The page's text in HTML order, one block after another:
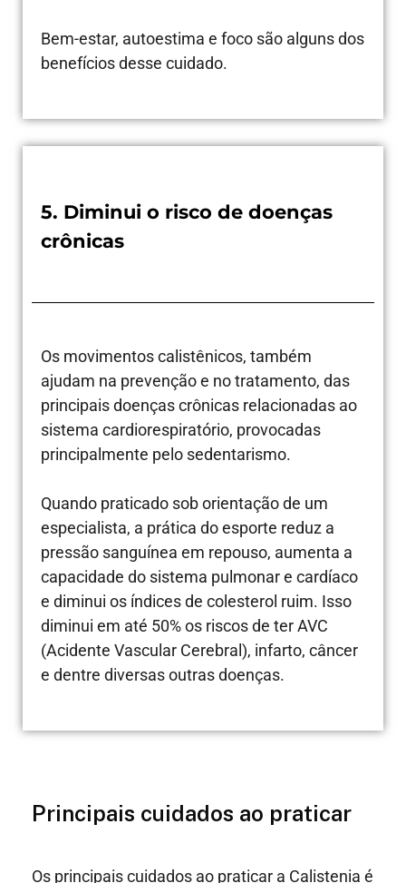
Bem-estar, autoestima e foco são alguns dos
benefícios desse cuidado.
5. Diminui o risco de doenças
crônicas
Os movimentos calistênicos, também
ajudam na prevenção e no tratamento, das
principais doenças crônicas relacionadas ao
sistema cardiorespiratório, provocadas
principalmente pelo sedentarismo.
Quando praticado sob orientação de um
especialista, a prática do esporte reduz a
pressão sanguínea em repouso, aumenta a
capacidade do sistema pulmonar e cardíaco
e diminui os índices de colesterol ruim. Isso
diminui em até 50% os riscos de ter AVC
(Acidente Vascular Cerebral), infarto, câncer
e dentre diversas outras doenças.
Principais cuidados ao praticar
Os principais cuidados ao praticar a Calistenia é